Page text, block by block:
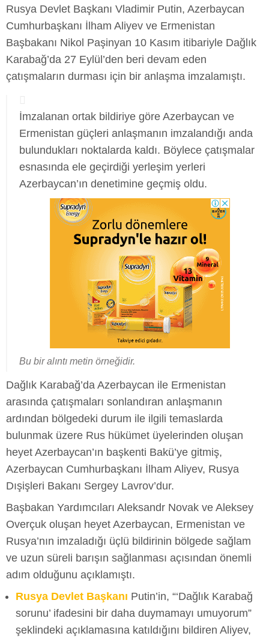
Rusya Devlet Başkanı Vladimir Putin, Azerbaycan
Cumhurbaşkanı İlham Aliyev ve Ermenistan
Başbakanı Nikol Paşinyan 10 Kasım itibariyle Dağlık
Karabağ’da 27 Eylül’den beri devam eden
çatışmaların durması için bir anlaşma imzalamıştı.
İmzalanan ortak bildiriye göre Azerbaycan ve
Ermenistan güçleri anlaşmanın imzalandığı anda
bulundukları noktalarda kaldı. Böylece çatışmalar
esnasında ele geçirdiği yerleşim yerleri
Azerbaycan’ın denetimine geçmiş oldu.
Bu bir alıntı metin örneğidir.
Dağlık Karabağ’da Azerbaycan ile Ermenistan
arasında çatışmaları sonlandıran anlaşmanın
ardından bölgedeki durum ile ilgili temaslarda
bulunmak üzere Rus hükümet üyelerinden oluşan
heyet Azerbaycan’ın başkenti Bakü’ye gitmiş,
Azerbaycan Cumhurbaşkanı İlham Aliyev, Rusya
Dışişleri Bakanı Sergey Lavrov’dur.
Başbakan Yardımcıları Aleksandr Novak ve Aleksey
Overçuk oluşan heyet Azerbaycan, Ermenistan ve
Rusya’nın imzaladığı üçlü bildirinin bölgede sağlam
ve uzun süreli barışın sağlanması açısından önemli
adım olduğunu açıklamıştı.
Rusya Devlet Başkanı Putin’in, “‘Dağlık Karabağ
sorunu’ ifadesini bir daha duymamayı umuyorum”
şeklindeki açıklamasına katıldığını bildiren Aliyev,